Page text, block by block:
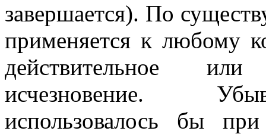
завершается). По
применяется к любому
действительное
исчезновение.
использовалось бы